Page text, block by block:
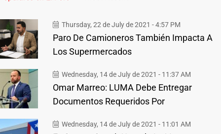
Thursday, 22 de July de 2021 - 4:57 PM
Paro De Camioneros También Impacta A
Los Supermercados
Wednesday, 14 de July de 2021 - 11:37 AM
Omar Marreo: LUMA Debe Entregar
Documentos Requeridos Por
Wednesday, 14 de July de 2021 - 11:01 AM